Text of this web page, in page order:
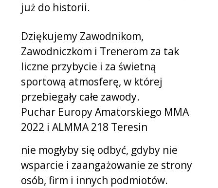
już do historii.
Dziękujemy Zawodnikom,
Zawodniczkom i Trenerom za tak
liczne przybycie i za świetną
sportową atmosferę, w której
przebiegały całe zawody.
Puchar Europy Amatorskiego MMA
2022 i ALMMA 218 Teresin
nie mogłyby się odbyć, gdyby nie
wsparcie i zaangażowanie ze strony
osób, firm i innych podmiotów.